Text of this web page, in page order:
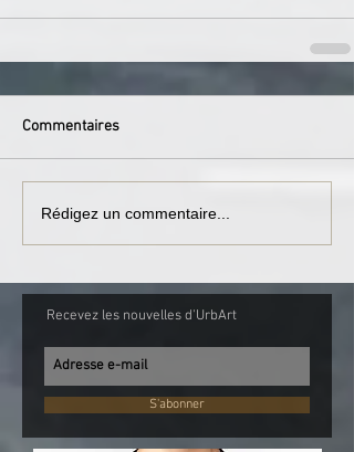
Commentaires
Rédigez un commentaire...
Recevez les nouvelles d'UrbArt
S'abonner